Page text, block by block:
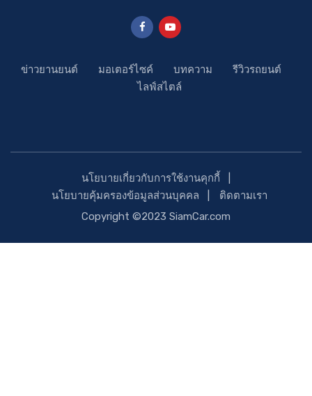
ข่าวยานยนต์ มอเตอร์ไซค์ บทความ
รีวิวรถยนต์
ไลฟ์สไตล์
นโยบายเกี่ยวกับการใช้งานคุกกี้
นโยบายคุ้มครองข้อมูลส่วนบุคคล
ติดตามเรา
Copyright ©2023 SiamCar.com